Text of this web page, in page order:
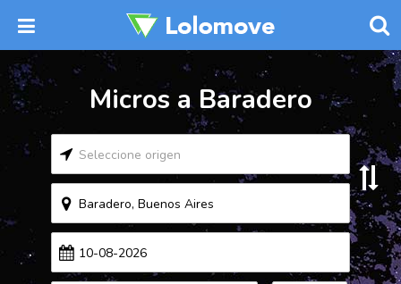
Micros a Baradero